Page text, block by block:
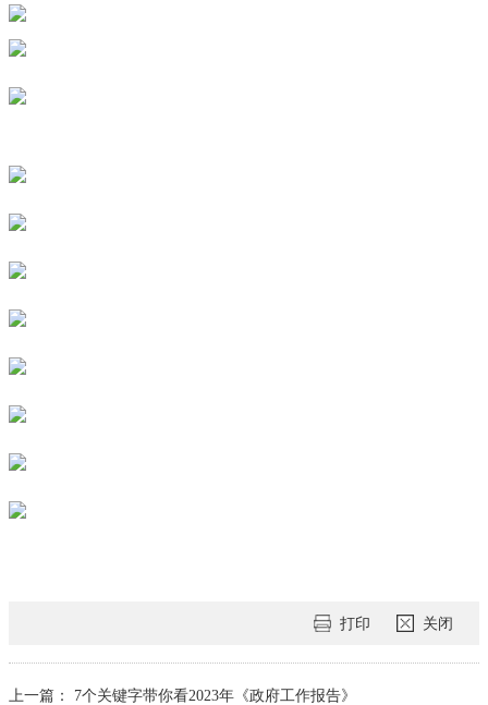
打印 关闭
上一篇： 7个关键字带你看2023年《政府工作报告》